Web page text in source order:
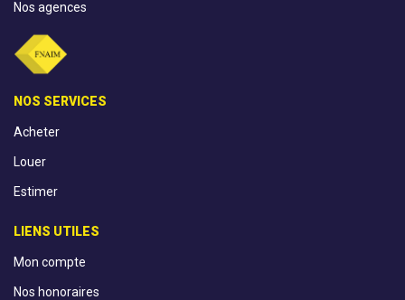
Nos agences
NOS SERVICES
Acheter
Louer
Estimer
LIENS UTILES
Mon compte
Nos honoraires